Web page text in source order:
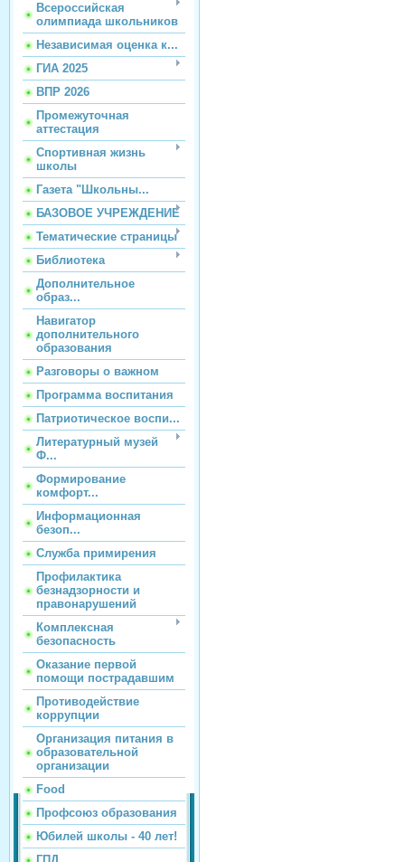
Всероссийская
олимпиада школьников
Независимая оценка к...
ГИА 2025
ВПР 2026
Промежуточная
аттестация
Спортивная жизнь
школы
Газета "Школьны...
БАЗОВОЕ УЧРЕЖДЕНИЕ
Тематические страницы
Библиотека
Дополнительное
образ...
Навигатор
дополнительного
образования
Разговоры о важном
Программа воспитания
Патриотическое воспи...
Литературный музей
Ф...
Формирование
комфорт...
Информационная
безоп...
Служба примирения
Профилактика
безнадзорности и
правонарушений
Комплексная
безопасность
Оказание первой
помощи пострадавшим
Противодействие
коррупции
Организация питания в
образовательной
организации
Food
Профсоюз образования
Юбилей школы - 40 лет!